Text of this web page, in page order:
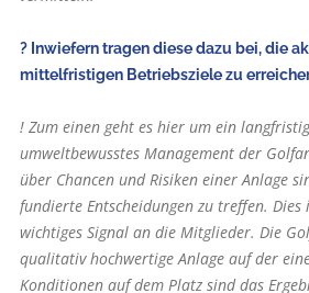
? Inwiefern tragen diese dazu bei, die
mittelfristigen Betriebs­ziele zu
! Zum einen geht es hier um ein
umweltbewusstes Management der
über Chancen und Risiken einer Anlage
fundierte Entscheidungen zu treffen.
wichtiges Signal an die Mitglieder. Die
qualitativ hochwertige Anlage auf der
Konditionen auf dem Platz sind das